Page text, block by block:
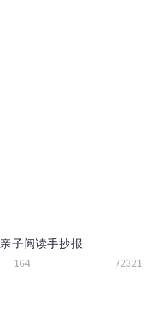
亲子阅读手抄报
164 72321